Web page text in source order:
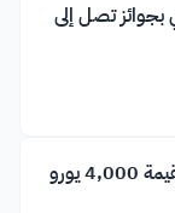
بجوائز تصل إلى
جائزة Apila الدولية لكتب الأطفال المصورة بقيمة 4,000 يورو